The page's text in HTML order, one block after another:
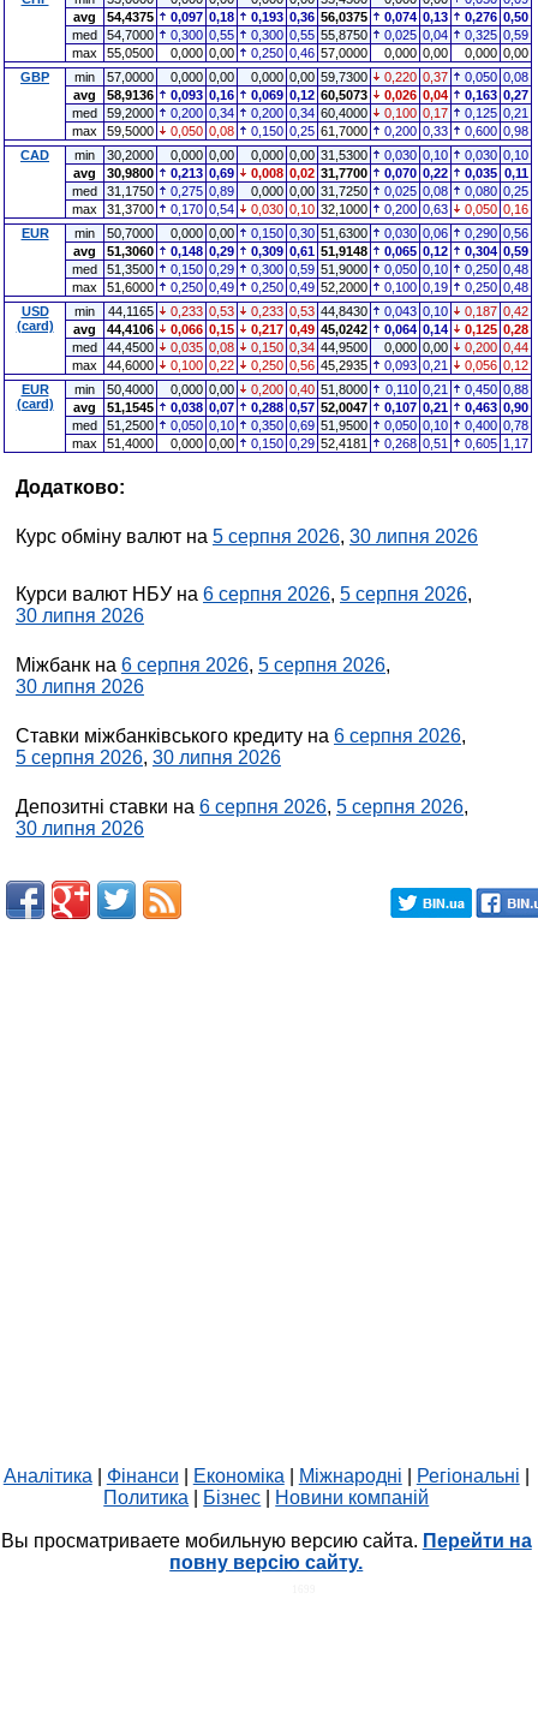
avg
54,4375 0,097 0,18 0,193 0,36 56,0375 0,074 0,13 0,276 0,50
med
54,7000 0,300 0,55 0,300 0,55 55,8750 0,025 0,04 0,325 0,59
max
55,0500 0,000 0,00 0,250 0,46 57,0000 0,000 0,00 0,000 0,00
GBP
min 57,0000 0,000 0,00 0,000 0,00 59,7300 0,220 0,37 0,050 0,08
avg
58,9136 0,093 0,16 0,069 0,12 60,5073 0,026 0,04 0,163 0,27
med
59,2000 0,200 0,34 0,200 0,34 60,4000 0,100 0,17 0,125 0,21
max
59,5000 0,050 0,08 0,150 0,25 61,7000 0,200 0,33 0,600 0,98
CAD
min 30,2000 0,000 0,00 0,000 0,00 31,5300 0,030 0,10 0,030 0,10
avg
30,9800 0,213 0,69 0,008 0,02 31,7700 0,070 0,22 0,035 0,11
med
31,1750 0,275 0,89 0,000 0,00 31,7250 0,025 0,08 0,080 0,25
max
31,3700 0,170 0,54 0,030 0,10 32,1000 0,200 0,63 0,050 0,16
EUR
min 50,7000 0,000 0,00 0,150 0,30 51,6300 0,030 0,06 0,290 0,56
avg
51,3060 0,148 0,29 0,309 0,61 51,9148 0,065 0,12 0,304 0,59
med
51,3500 0,150 0,29 0,300 0,59 51,9000 0,050 0,10 0,250 0,48
max
51,6000 0,250 0,49 0,250 0,49 52,2000 0,100 0,19 0,250 0,48
USD
(card)
min 44,1165 0,233 0,53 0,233 0,53 44,8430 0,043 0,10 0,187 0,42
avg
44,4106 0,066 0,15 0,217 0,49 45,0242 0,064 0,14 0,125 0,28
med
44,4500 0,035 0,08 0,150 0,34 44,9500 0,000 0,00 0,200 0,44
max
44,6000 0,100 0,22 0,250 0,56 45,2935 0,093 0,21 0,056 0,12
EUR
(card)
min 50,4000 0,000 0,00 0,200 0,40 51,8000 0,110 0,21 0,450 0,88
avg
51,1545 0,038 0,07 0,288 0,57 52,0047 0,107 0,21 0,463 0,90
med
51,2500 0,050 0,10 0,350 0,69 51,9500 0,050 0,10 0,400 0,78
max
51,4000 0,000 0,00 0,150 0,29 52,4181 0,268 0,51 0,605 1,17
Додатково:
Курс обміну валют на 5 серпня 2026, 30 липня 2026
Курси валют НБУ на 6 серпня 2026, 5 серпня 2026,
30 липня 2026
Міжбанк на 6 серпня 2026, 5 серпня 2026,
30 липня 2026
Ставки міжбанківського кредиту на 6 серпня 2026,
5 серпня 2026, 30 липня 2026
Депозитні ставки на 6 серпня 2026, 5 серпня 2026,
30 липня 2026
Аналітика Фінанси Економіка Міжнародні Регіональні
Политика
Бізнес Новини компаній
Вы просматриваете мобильную версию сайта. Перейти на
повну версію сайту.